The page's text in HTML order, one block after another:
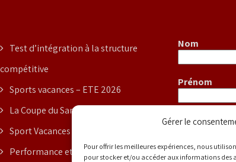
Gérer le
Pour offrir les meilleures expériences, nous
pour stocker et/ou accéder aux informations des
Test d’intégration à la structure
compétitive
Sports vacances – ETE 2026
La Coupe du Samourai
Sport Vacances – PRINTEMPS
Performance et National Équipe
Nom
Prénom
E-mail*